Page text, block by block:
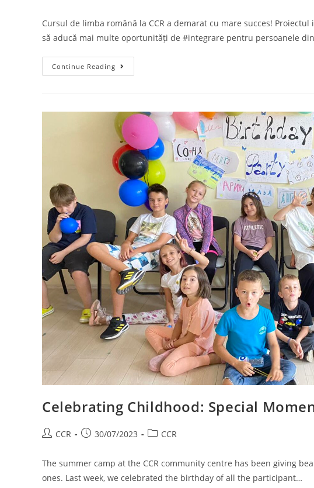
Cursul de limba română la CCR a demarat cu mare succes!
să aducă mai multe oportunități de #integrare pentru persoanele
Continue Reading
Celebrating Childhood: Special
CCR 30/07/2023 CCR
The summer camp at the CCR community centre has been giving
ones. Last week, we celebrated the birthday of all the participant…